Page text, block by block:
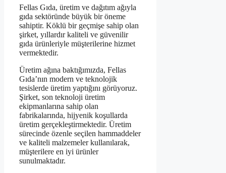
Fellas Gıda, üretim ve dağıtım ağıyla
gıda sektöründe büyük bir öneme
sahiptir. Köklü bir geçmişe sahip olan
şirket, yıllardır kaliteli ve güvenilir
gıda ürünleriyle müşterilerine hizmet
vermektedir.
Üretim ağına baktığımızda, Fellas
Gıda’nın modern ve teknolojik
tesislerde üretim yaptığını görüyoruz.
Şirket, son teknoloji üretim
ekipmanlarına sahip olan
fabrikalarında, hijyenik koşullarda
üretim gerçekleştirmektedir. Üretim
sürecinde özenle seçilen hammaddeler
ve kaliteli malzemeler kullanılarak,
müşterilere en iyi ürünler
sunulmaktadır.